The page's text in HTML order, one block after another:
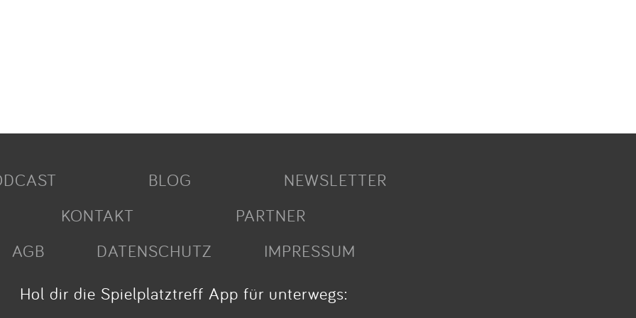
BLOG
NEWSLETTER
KONTAKT
PARTNER
AGB
DATENSCHUTZ
IMPRESSUM
Hol dir die Spielplatztreff App für unterwegs: